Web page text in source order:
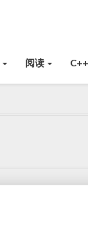
阅读 C++